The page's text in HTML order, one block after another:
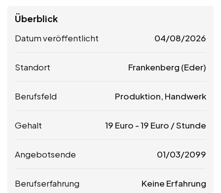
Überblick
Datum veröffentlicht 04/08/2026
Standort Frankenberg (Eder)
Berufsfeld Produktion, Handwerk
Gehalt 19 Euro -19 Euro / Stunde
Angebotsende 01/03/2099
Berufserfahrung Keine Erfahrung